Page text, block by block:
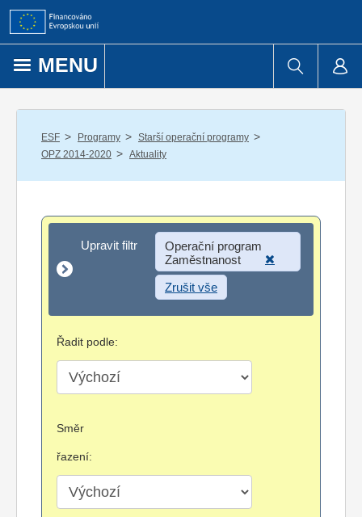
Přejít k obsahu
MENU
ESF / Programy / Starší operační programy /
OPZ 2014-2020 / Aktuality
Upravit filtr
Upravit filtr
Operační program
Zaměstnanost
Zrušit vše
Řadit podle:
Směr
řazení: